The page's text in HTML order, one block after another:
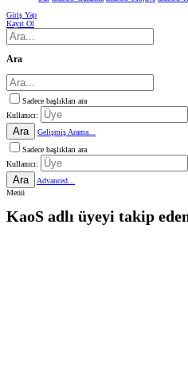
Giriş Yap
Kayıt Ol
Ara
Sadece başlıkları ara
Kullanıcı:
Ara
Gelişmiş Arama...
Sadece başlıkları ara
Kullanıcı:
Ara
Advanced...
Menü
KaoS adlı üyeyi takip